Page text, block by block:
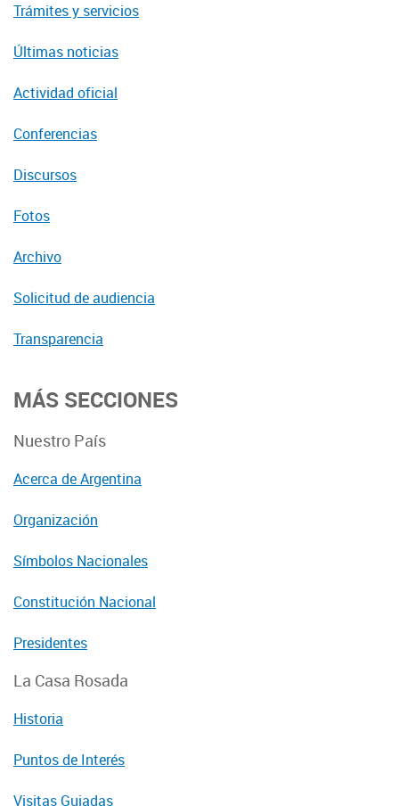
Trámites y servicios
Últimas noticias
Actividad oficial
Conferencias
Discursos
Fotos
Archivo
Solicitud de audiencia
Transparencia
MÁS SECCIONES
Nuestro País
Acerca de Argentina
Organización
Símbolos Nacionales
Constitución Nacional
Presidentes
La Casa Rosada
Historia
Puntos de Interés
Visitas Guiadas